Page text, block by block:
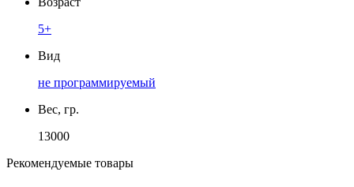
5+
Вид
не программируемый
Вес, гр.
13000
Рекомендуемые товары